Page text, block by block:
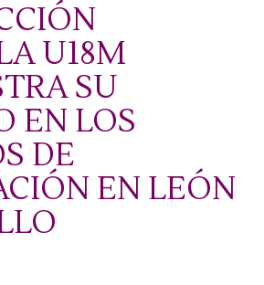
U18M
SU
EN LOS
DE
EN LEÓN